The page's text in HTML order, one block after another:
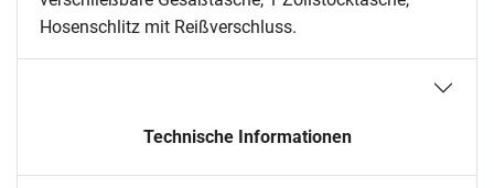
Hosenschlitz mit Reißverschluss.
Technische Informationen